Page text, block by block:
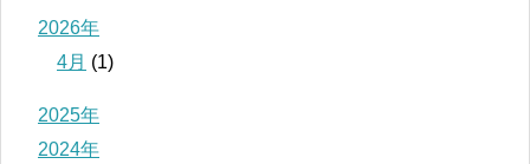
2026年
4月 (1)
2025年
2024年